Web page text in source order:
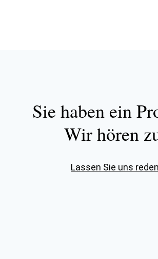
Sie haben ein
Wir hören
Lassen Sie uns reden